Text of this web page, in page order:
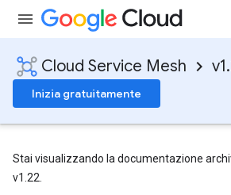
Cloud Service Mesh
Inizia gratuitamente
Stai visualizzando la documentazione
v1.22.